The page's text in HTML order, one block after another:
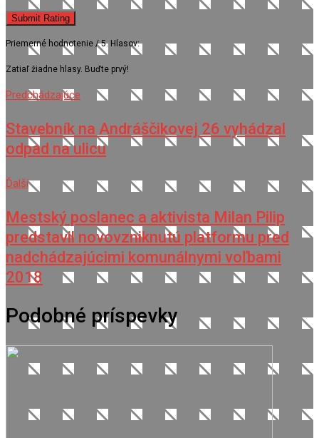
Submit Rating
Priemerné hodnotenie / 5. Hlasov:
Zatiaľ žiadne hlasy. Buďte prvý!
Predchádzajúce
Stavebník na Andráščikovej 26 vyhádzal
odpad na ulicu
Ďalší
Mestský poslanec a aktivista Milan Pilip
predstavil novovzniknutú platformu pred
nadchádzajúcimi komunálnymi voľbami
2018
Podobné príspevky